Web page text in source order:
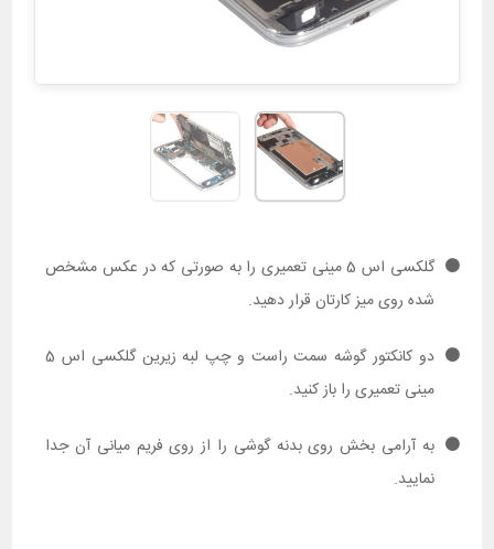
گلکسی اس 5 مینی تعمیری را به صورتی که در عکس مشخص
شده روی میز کارتان قرار دهید.
دو کانکتور گوشه سمت راست و چپ لبه زیرین گلکسی اس 5
مینی تعمیری را باز کنید.
به آرامی بخش روی بدنه گوشی را از روی فریم میانی آن جدا
نمایید.